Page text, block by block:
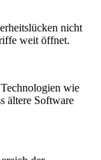
nicht
weit öffnet.
wie
ältere Software